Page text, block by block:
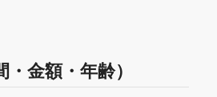
金額・年齢）